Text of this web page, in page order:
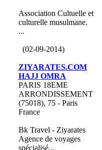
Association Cultuelle et
culturelle musulmane.
...
(02-09-2014)
ZIYARATES.COM
HAJJ OMRA
PARIS 18EME
ARRONDISSEMENT
(75018), 75 - Paris
France
Bk Travel - Ziyarates
Agence de voyages
spécialisé...